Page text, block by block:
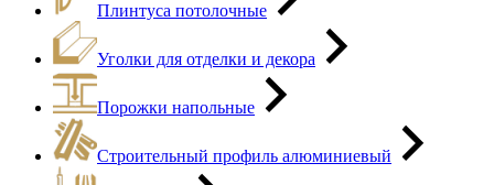
Плинтуса потолочные
Уголки для отделки и декора
Порожки напольные
Строительный профиль алюминиевый